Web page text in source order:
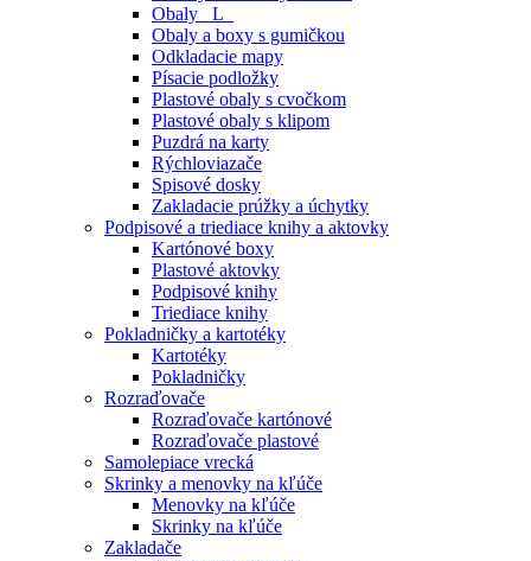
Obaly _L_
Obaly a boxy s gumičkou
Odkladacie mapy
Písacie podložky
Plastové obaly s cvočkom
Plastové obaly s klipom
Puzdrá na karty
Rýchloviazače
Spisové dosky
Zakladacie prúžky a úchytky
Podpisové a triediace knihy a aktovky
Kartónové boxy
Plastové aktovky
Podpisové knihy
Triediace knihy
Pokladničky a kartotéky
Kartotéky
Pokladničky
Rozraďovače
Rozraďovače kartónové
Rozraďovače plastové
Samolepiace vrecká
Skrinky a menovky na kľúče
Menovky na kľúče
Skrinky na kľúče
Zakladače